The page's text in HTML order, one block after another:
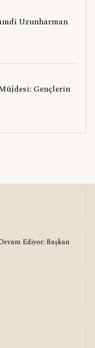
Uzunharman
Gençlerin
Ediyor: Başkan